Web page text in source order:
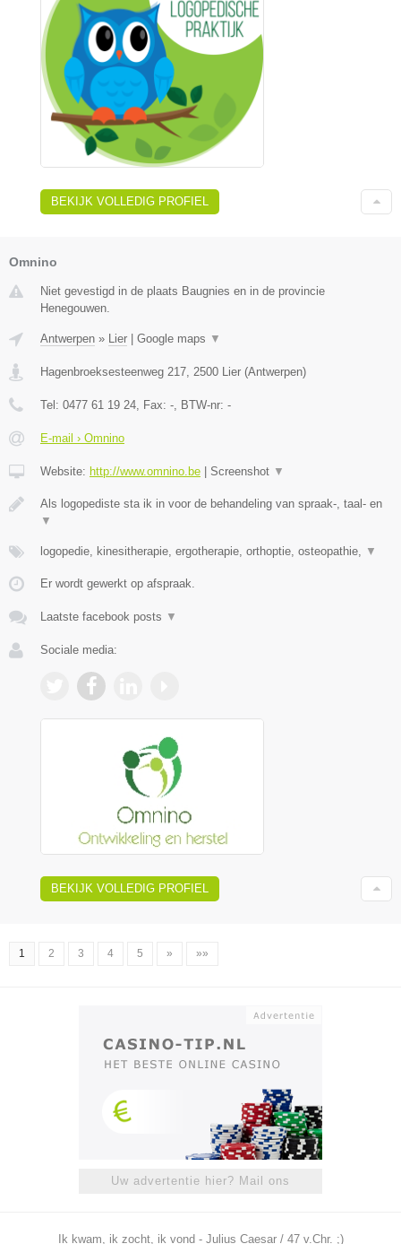
BEKIJK VOLLEDIG PROFIEL
Omnino
Niet gevestigd in de plaats Baugnies en in de provincie
Henegouwen.
Antwerpen » Lier Google maps ▼
Hagenbroeksesteenweg 217, 2500 Lier (Antwerpen)
Tel: 0477 61 19 24, Fax: -, BTW-nr: -
E-mail › Omnino
Website: http://www.omnino.be Screenshot ▼
Als logopediste sta ik in voor de behandeling van spraak-, taal- en
▼
logopedie, kinesitherapie, ergotherapie, orthoptie, osteopathie, ▼
Er wordt gewerkt op afspraak.
Laatste facebook posts ▼
Sociale media:
BEKIJK VOLLEDIG PROFIEL
1 2 3 4 5 » »»
Uw advertentie hier? Mail ons
Ik kwam, ik zocht, ik vond - Julius Caesar / 47 v.Chr. ;)